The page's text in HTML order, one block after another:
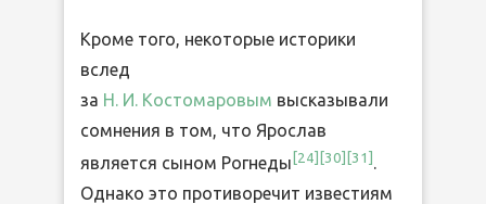
Кроме того, некоторые историки
вслед
за Н. И. Костомаровым высказывали
сомнения в том, что Ярослав
является сыном Рогнеды [24] [30] [31 ] .
Однако это противоречит известиям